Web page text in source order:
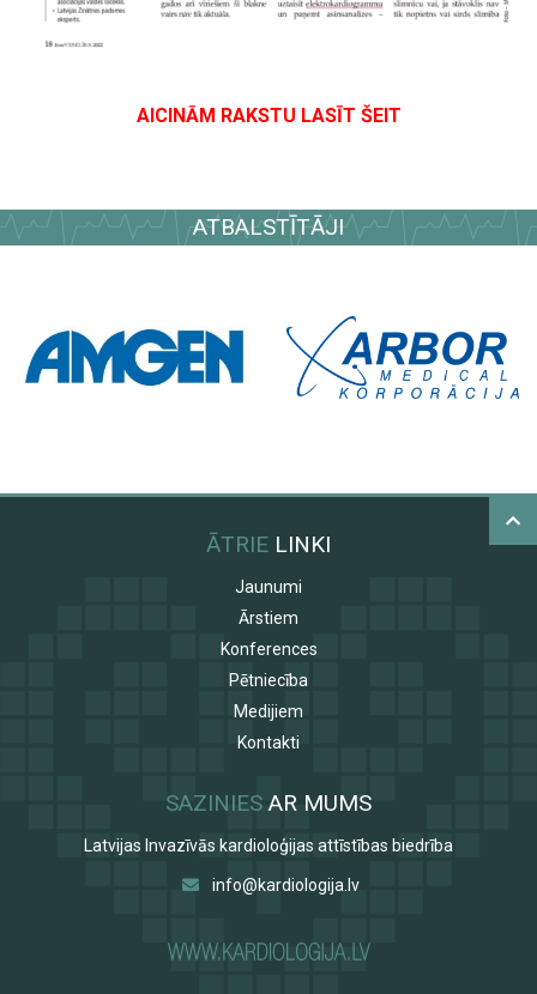
AICINĀM RAKSTU LASĪT ŠEIT
ATBALSTĪTĀJI
ĀTRIE LINKI
Jaunumi
Ārstiem
Konferences
Pētniecība
Medijiem
Kontakti
SAZINIES AR MUMS
Latvijas Invazīvās kardioloģijas attīstības biedrība
info@kardiologija.lv